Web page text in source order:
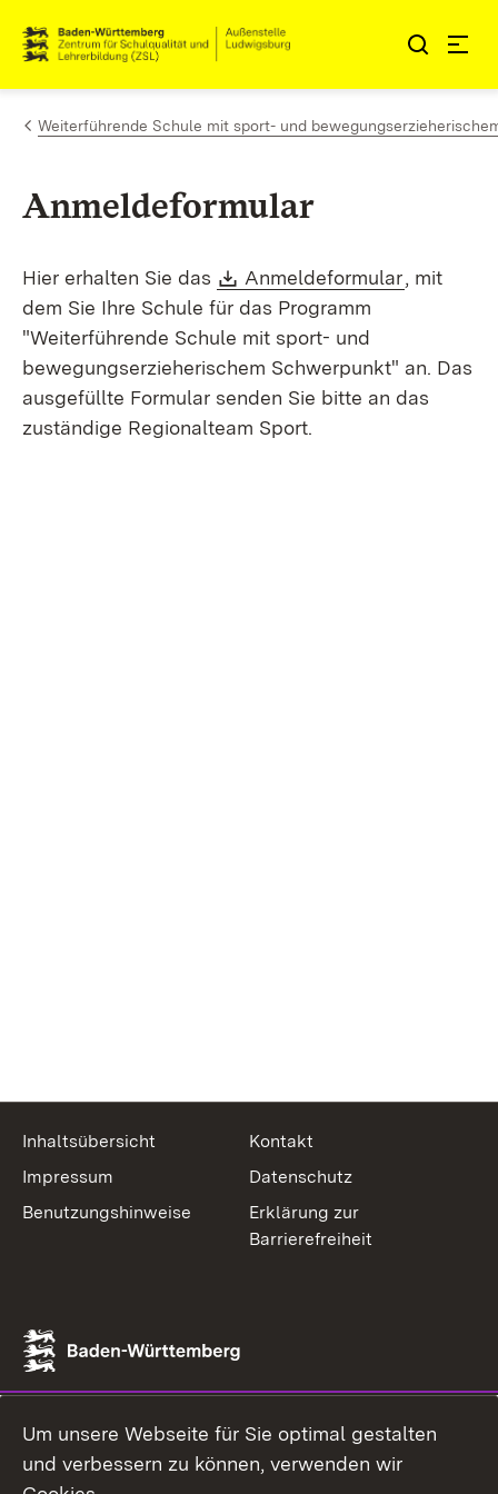
Zum Inhalt springen
Link zur Startseite
Weiterführende Schule mit sport- und
Anmeldeformular
Hier erhalten Sie das Download:
Anmeldeformular (Öffnet
, mit
dem Sie Ihre Schule für das Programm
"Weiterführende Schule mit sport- und
bewegungserzieherischem Schwerpunkt" an. Das
ausgefüllte Formular senden Sie bitte an das
zuständige Regionalteam Sport.
Inhaltsübersicht
Kontakt
Impressum
Datenschutz
Benutzungshinweise
Erklärung zur
Barrierefreiheit
Um unsere Webseite für Sie optimal gestalten
und verbessern zu können, verwenden wir